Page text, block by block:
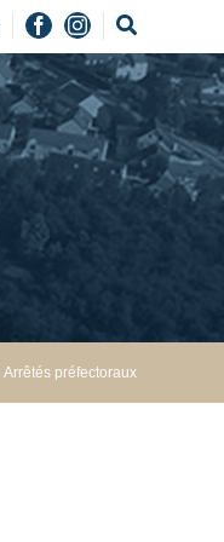
Facebook
Instagram
Arrêtés préfectoraux